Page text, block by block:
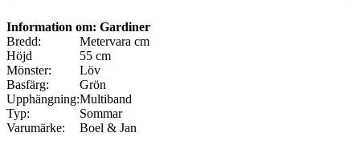
Information om: Gardiner
Bredd:
Metervara cm
Höjd
55 cm
Mönster:
Löv
Basfärg:
Grön
Upphängning:Multiband
Typ:
Sommar
Varumärke:
Boel & Jan